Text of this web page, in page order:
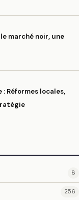
marché noir, une
Réformes locales,
8
256